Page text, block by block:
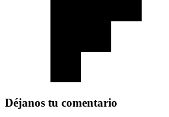
Déjanos tu comentario